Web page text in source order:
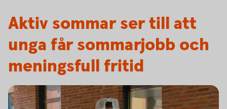
Aktiv sommar ser till att
unga får sommarjobb och
meningsfull fritid